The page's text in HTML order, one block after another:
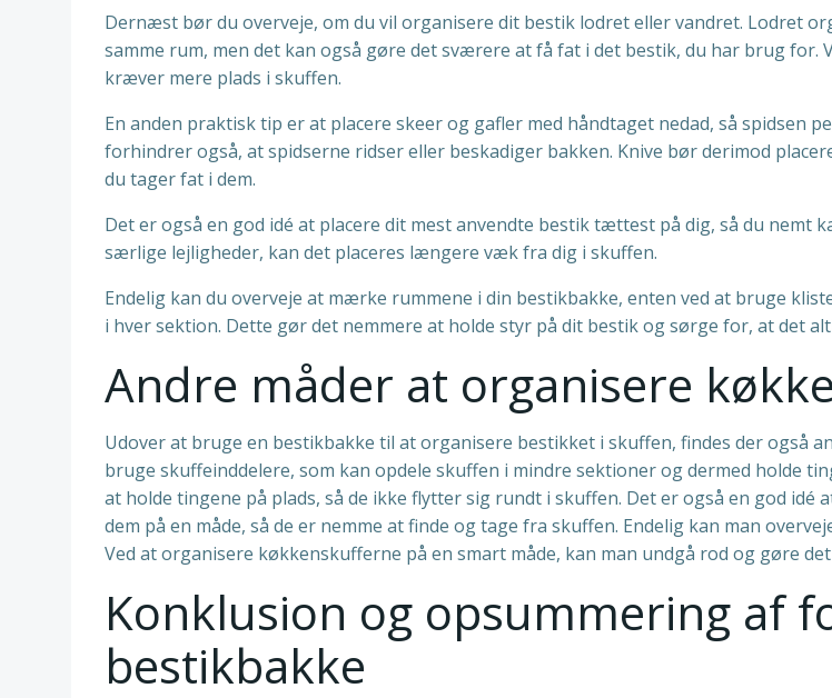
Dernæst bør du overveje, om du vil organisere dit bestik lodret eller vandret. Lodret
samme rum, men det kan også gøre det sværere at få fat i det bestik, du har brug
kræver mere plads i skuffen.
En anden praktisk tip er at placere skeer og gafler med håndtaget nedad, så spidsen
forhindrer også, at spidserne ridser eller beskadiger bakken. Knive bør derimod
du tager fat i dem.
Det er også en god idé at placere dit mest anvendte bestik tættest på dig, så du
særlige lejligheder, kan det placeres længere væk fra dig i skuffen.
Endelig kan du overveje at mærke rummene i din bestikbakke, enten ved at bruge
i hver sektion. Dette gør det nemmere at holde styr på dit bestik og sørge for, at det
Andre måder at organisere
Udover at bruge en bestikbakke til at organisere bestikket i skuffen, findes der også
bruge skuffeinddelere, som kan opdele skuffen i mindre sektioner og dermed holde
at holde tingene på plads, så de ikke flytter sig rundt i skuffen. Det er også en god
dem på en måde, så de er nemme at finde og tage fra skuffen. Endelig kan man
Ved at organisere køkkenskufferne på en smart måde, kan man undgå rod og gøre
Konklusion og opsummering af
bestikbakke